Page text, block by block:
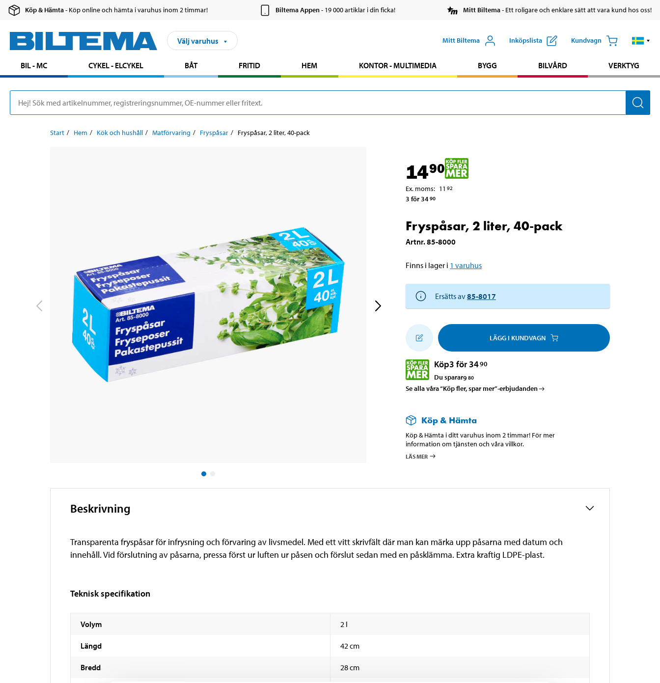
Köp & Hämta- Köp online och hämta i varuhus inom 2 timmar! Biltema Appen- 19 000 artiklar i din ficka! Mitt Biltema- Ett roligare och enklare sätt att vara kund hos oss!
Välj varuhus Mitt Biltema Inköpslista Kundvagn
BIL - MC CYKEL - ELCYKEL BÅT FRITID HEM KONTOR - MULTIMEDIA BYGG BILVÅRD VERKTYG
Start Hem Kök och hushåll Matförvaring Fryspåsar Fryspåsar, 2 liter, 40-pack
1490
Ex. moms: 11 92
3 för 3490
Fryspåsar, 2 liter, 40-pack
Artnr.85-8000
Finns i lager i 1 varuhus
Ersätts av85-8017
LÄGG I KUNDVAGN
Köp3 för 3490
Du sparar9 80
Se alla våra “Köp fler, spar mer”-erbjudanden
Köp & Hämta
Köp & Hämta i ditt varuhus inom 2 timmar! För mer
information om tjänsten och våra villkor.
LÄS MER
Beskrivning
Transparenta fryspåsar för infrysning och förvaring av livsmedel. Med ett vitt skrivfält där man kan märka upp påsarna med datum och
innehåll. Vid förslutning av påsarna, pressa först ur luften ur påsen och förslut sedan med en påsklämma. Extra kraftig LDPE-plast.
Teknisk specifikation
Volym 2 l
Längd 42 cm
Bredd 28 cm